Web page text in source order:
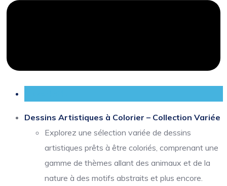
Dessins Artistiques à Colorier – Collection Variée
Explorez une sélection variée de dessins
artistiques prêts à être coloriés, comprenant une
gamme de thèmes allant des animaux et de la
nature à des motifs abstraits et plus encore.